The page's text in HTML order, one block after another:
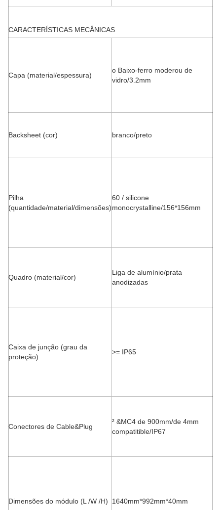
CARACTERÍSTICAS MECÂNICAS
Capa (material/espessura)
o Baixo-ferro moderou de
vidro/3.2mm
Backsheet (cor) branco/preto
Pilha
(quantidade/material/dimensões)
60 / silicone
monocrystalline/156*156mm
Quadro (material/cor)
Liga de alumínio/prata
anodizadas
Caixa de junção (grau da
proteção)
>= IP65
Conectores de Cable&Plug
² &MC4 de 900mm/de 4mm
compatitible/IP67
Dimensões do módulo (L /W /H) 1640mm*992mm*40mm